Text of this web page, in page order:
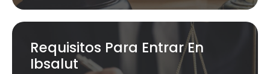
Requisitos Para Entrar En
Ibsalut